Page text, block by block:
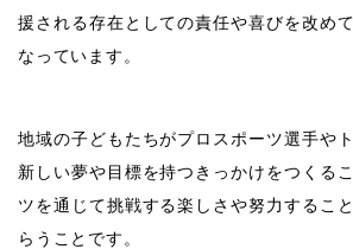
援される存在としての責任や喜びを改め
なっています。
地域の子どもたちがプロスポーツ選手や
新しい夢や目標を持つきっかけをつくる
ツを通じて挑戦する楽しさや努力するこ
らうことです。